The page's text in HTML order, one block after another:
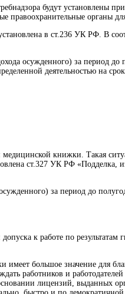
будут установлены
органы
в ст.236 УК РФ. В
осужденного) за период до
деятельностью на
книжки. Такая
ст.327 УК РФ «Подделка,
за период до
к работе по результатам
большое значение для
работников и
лицензий, выданных